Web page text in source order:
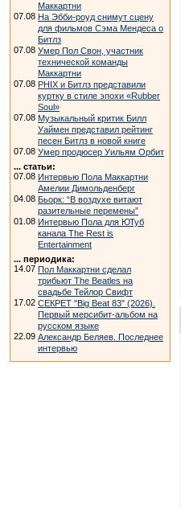
Маккартни
07.08 На Эбби-роуд снимут сцену
для фильмов Сэма Мендеса о
Битлз
07.08 Умер Пол Свон, участник
технической команды
Маккартни
07.08 PHIX и Битлз представили
куртку в стиле эпохи «Rubber
Soul»
07.08 Музыкальный критик Билл
Уаймен представил рейтинг
песен Битлз в новой книге
07.08 Умер продюсер Уильям Орбит
... статьи:
07.08 Интервью Пола Маккартни
Амелии Димольденберг
04.08 Бьорк: “В воздухе витают
разительные перемены”
01.08 Интервью Пола для ЮТуб
канала The Rest is
Entertainment
... периодика:
14.07 Пол Маккартни сделал
трибьют The Beatles на
свадьбе Тейлор Свифт
17.02 СЕКРЕТ "Big Beat 83" (2026).
Первый мерсибит-альбом на
русском языке
22.09 Александр Беляев. Последнее
интервью